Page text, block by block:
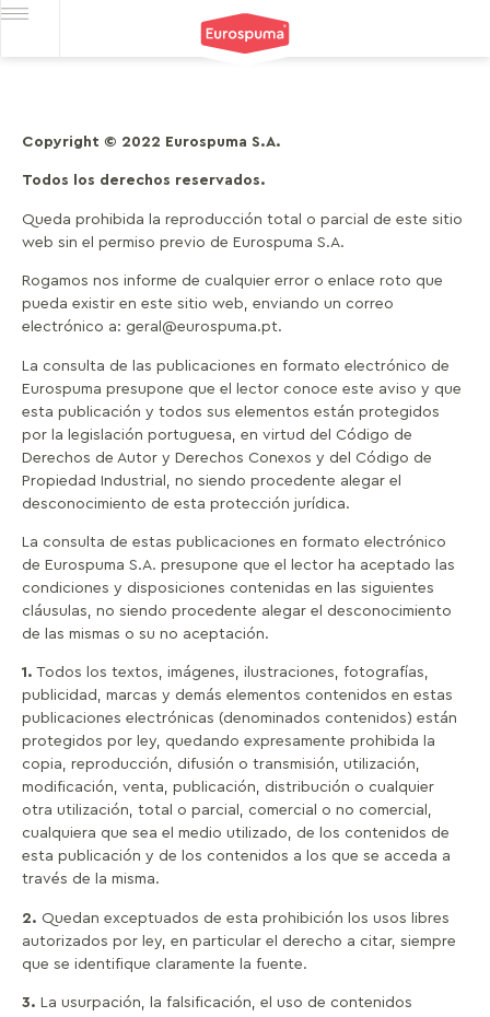
Copyright © 2022 Eurospuma S.A.
Todos los derechos reservados.
Queda prohibida la reproducción total o parcial de este sitio
web sin el permiso previo de Eurospuma S.A.
Rogamos nos informe de cualquier error o enlace roto que
pueda existir en este sitio web, enviando un correo
electrónico a: geral@eurospuma.pt.
La consulta de las publicaciones en formato electrónico de
Eurospuma presupone que el lector conoce este aviso y que
esta publicación y todos sus elementos están protegidos
por la legislación portuguesa, en virtud del Código de
Derechos de Autor y Derechos Conexos y del Código de
Propiedad Industrial, no siendo procedente alegar el
desconocimiento de esta protección jurídica.
La consulta de estas publicaciones en formato electrónico
de Eurospuma S.A. presupone que el lector ha aceptado las
condiciones y disposiciones contenidas en las siguientes
cláusulas, no siendo procedente alegar el desconocimiento
de las mismas o su no aceptación.
1. Todos los textos, imágenes, ilustraciones, fotografías,
publicidad, marcas y demás elementos contenidos en estas
publicaciones electrónicas (denominados contenidos) están
protegidos por ley, quedando expresamente prohibida la
copia, reproducción, difusión o transmisión, utilización,
modificación, venta, publicación, distribución o cualquier
otra utilización, total o parcial, comercial o no comercial,
cualquiera que sea el medio utilizado, de los contenidos de
esta publicación y de los contenidos a los que se acceda a
través de la misma.
2. Quedan exceptuados de esta prohibición los usos libres
autorizados por ley, en particular el derecho a citar, siempre
que se identifique claramente la fuente.
3. La usurpación, la falsificación, el uso de contenidos